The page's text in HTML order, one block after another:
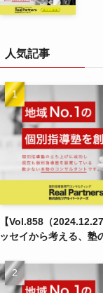
人気記事
【Vol.858（
ッセイから考える、塾